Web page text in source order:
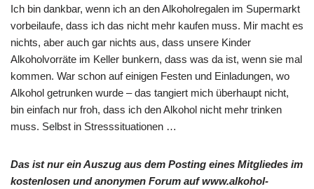
Ich bin dankbar, wenn ich an den Alkoholregalen im Supermarkt
vorbeilaufe, dass ich das nicht mehr kaufen muss. Mir macht es
nichts, aber auch gar nichts aus, dass unsere Kinder
Alkoholvorräte im Keller bunkern, dass was da ist, wenn sie mal
kommen. War schon auf einigen Festen und Einladungen, wo
Alkohol getrunken wurde – das tangiert mich überhaupt nicht,
bin einfach nur froh, dass ich den Alkohol nicht mehr trinken
muss. Selbst in Stresssituationen …
Das ist nur ein Auszug aus dem Posting eines Mitgliedes im
kostenlosen und anonymen Forum auf www.alkohol-